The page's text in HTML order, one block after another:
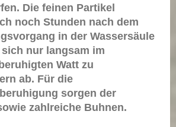
Die feinen Partikel
noch Stunden nach dem
in der Wassersäule
nur langsam im
Watt zu
ab. Für die
sorgen der
zahlreiche Buhnen.